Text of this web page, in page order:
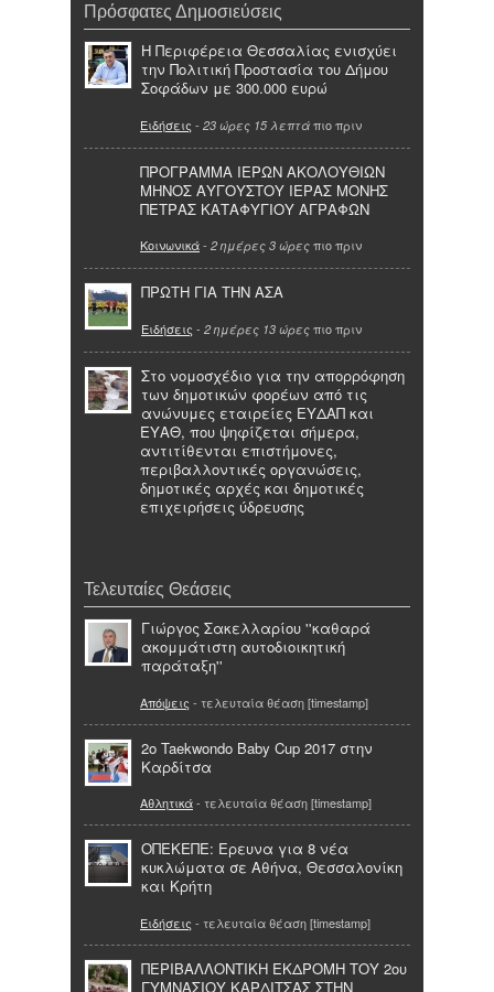
Πρόσφατες Δημοσιεύσεις
Η Περιφέρεια Θεσσαλίας ενισχύει
την Πολιτική Προστασία του Δήμου
Σοφάδων με 300.000 ευρώ
Ειδήσεις - 23 ώρες 15 λεπτά πιο πριν
ΠΡΟΓΡΑΜΜΑ ΙΕΡΩΝ ΑΚΟΛΟΥΘΙΩΝ
ΜΗΝΟΣ ΑΥΓΟΥΣΤΟΥ ΙΕΡΑΣ ΜΟΝΗΣ
ΠΕΤΡΑΣ ΚΑΤΑΦΥΓΙΟΥ ΑΓΡΑΦΩΝ
Κοινωνικά- 2 ημέρες 3 ώρες πιο πριν
ΠΡΩΤΗ ΓΙΑ ΤΗΝ ΑΣΑ
Ειδήσεις - 2 ημέρες 13 ώρες πιο πριν
Στο νομοσχέδιο για την απορρόφηση
των δημοτικών φορέων από τις
ανώνυμες εταιρείες ΕΥΔΑΠ και
ΕΥΑΘ, που ψηφίζεται σήμερα,
αντιτίθενται επιστήμονες,
περιβαλλοντικές οργανώσεις,
δημοτικές αρχές και δημοτικές
επιχειρήσεις ύδρευσης
Τελευταίες Θεάσεις
Γιώργος Σακελλαρίου ''καθαρά
ακομμάτιστη αυτοδιοικητική
παράταξη''
Απόψεις - τελευταία θέαση [timestamp]
2ο Taekwondo Baby Cup 2017 στην
Καρδίτσα
Αθλητικά- τελευταία θέαση [timestamp]
ΟΠΕΚΕΠΕ: Ερευνα για 8 νέα
κυκλώματα σε Αθήνα, Θεσσαλονίκη
και Κρήτη
Ειδήσεις - τελευταία θέαση [timestamp]
ΠΕΡΙΒΑΛΛΟΝΤΙΚΗ ΕΚΔΡΟΜΗ ΤΟΥ 2ου
ΓΥΜΝΑΣΙΟΥ ΚΑΡΔΙΤΣΑΣ ΣΤΗΝ